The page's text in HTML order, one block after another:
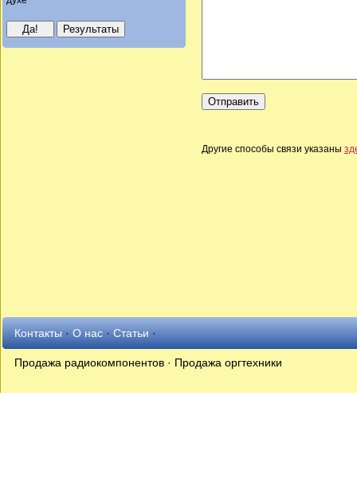
Другие способы связи указаны
Контакты·О нас·Статьи·
Продажа радиокомпонентов · Продажа оргтехники